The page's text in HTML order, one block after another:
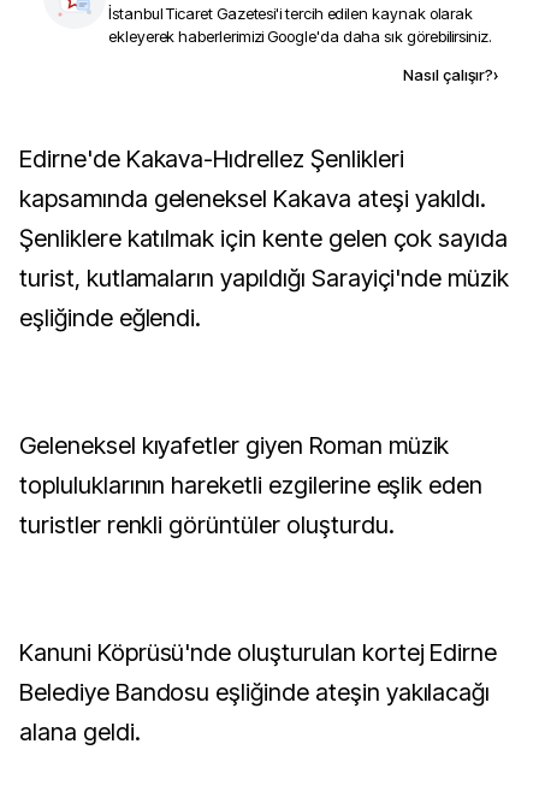
İstanbul Ticaret Gazetesi'i tercih edilen kaynak olarak
ekleyerek haberlerimizi Google'da daha sık görebilirsiniz.
Nasıl çalışır?›
Edirne'de Kakava-Hıdrellez Şenlikleri
kapsamında geleneksel Kakava ateşi yakıldı.
Şenliklere katılmak için kente gelen çok sayıda
turist, kutlamaların yapıldığı Sarayiçi'nde müzik
eşliğinde eğlendi.
Geleneksel kıyafetler giyen Roman müzik
topluluklarının hareketli ezgilerine eşlik eden
turistler renkli görüntüler oluşturdu.
Kanuni Köprüsü'nde oluşturulan kortej Edirne
Belediye Bandosu eşliğinde ateşin yakılacağı
alana geldi.